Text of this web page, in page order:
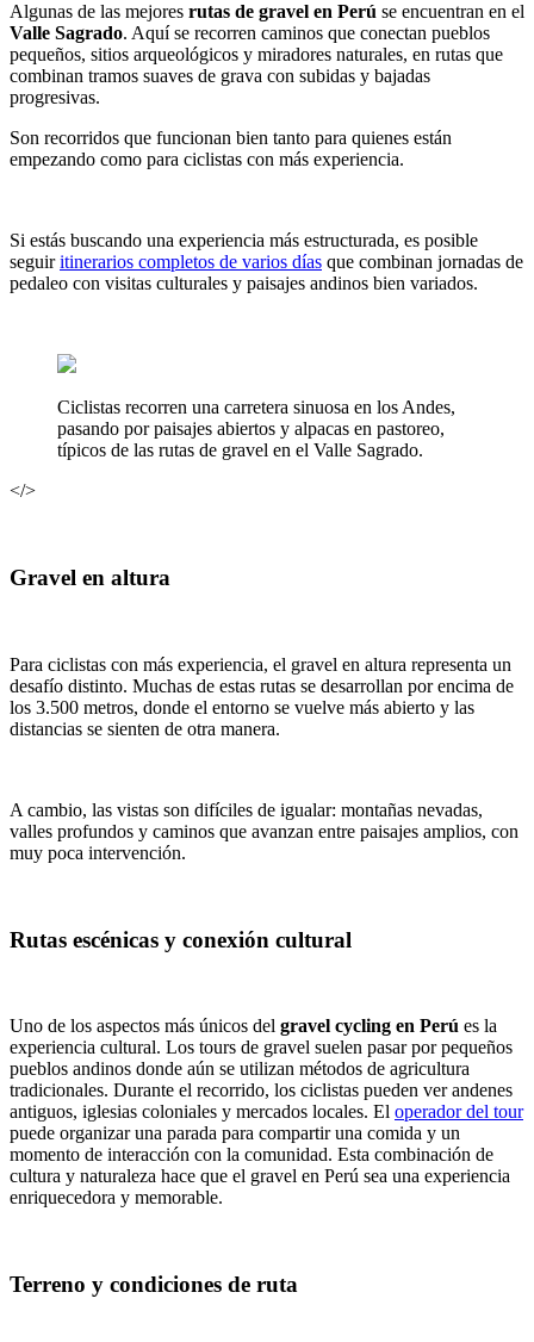
Algunas de las mejores rutas de gravel en Perú se encuentran en el
Valle Sagrado. Aquí se recorren caminos que conectan pueblos
pequeños, sitios arqueológicos y miradores naturales, en rutas que
combinan tramos suaves de grava con subidas y bajadas
progresivas.
Son recorridos que funcionan bien tanto para quienes están
empezando como para ciclistas con más experiencia.
Si estás buscando una experiencia más estructurada, es posible
seguiritinerarios completos de varios días que combinan jornadas de
pedaleo con visitas culturales y paisajes andinos bien variados.
Ciclistas recorren una carretera sinuosa en los Andes,
pasando por paisajes abiertos y alpacas en pastoreo,
típicos de las rutas de gravel en el Valle Sagrado.
</>
Gravel en altura
Para ciclistas con más experiencia, el gravel en altura representa un
desafío distinto. Muchas de estas rutas se desarrollan por encima de
los 3.500 metros, donde el entorno se vuelve más abierto y las
distancias se sienten de otra manera.
A cambio, las vistas son difíciles de igualar: montañas nevadas,
valles profundos y caminos que avanzan entre paisajes amplios, con
muy poca intervención.
Rutas escénicas y conexión cultural
Uno de los aspectos más únicos del gravel cycling en Perú es la
experiencia cultural. Los tours de gravel suelen pasar por pequeños
pueblos andinos donde aún se utilizan métodos de agricultura
tradicionales. Durante el recorrido, los ciclistas pueden ver andenes
antiguos, iglesias coloniales y mercados locales. El operador del tour
puede organizar una parada para compartir una comida y un
momento de interacción con la comunidad. Esta combinación de
cultura y naturaleza hace que el gravel en Perú sea una experiencia
enriquecedora y memorable.
Terreno y condiciones de ruta